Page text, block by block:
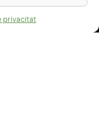
privacitat